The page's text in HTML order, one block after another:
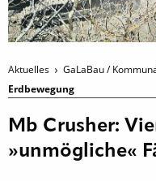
Aktuelles
GaLaBau /
Erdbewegung
Mb Crusher:
»unmögliche«